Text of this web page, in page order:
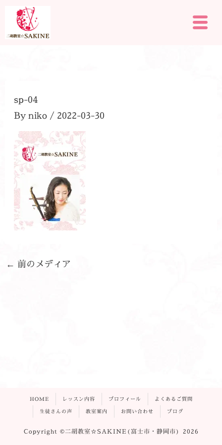
を
メ
ニ
sp-04
By niko / 2022-03-30
← 前のメディア
HOME レッスン内容 プロフィール
よくあるご質問
生徒さんの声
教室案内 お問い合わせ ブログ
Copyright ©二胡教室☆SAKINE(富士市・静岡市) 2026